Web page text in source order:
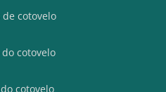
cotovelo
do cotovelo
cotovelo